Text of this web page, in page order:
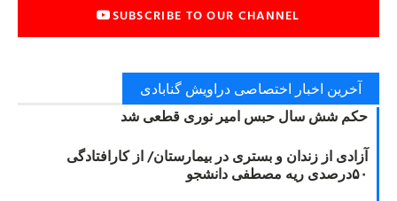
SUBSCRIBE TO OUR CHANNEL
آخرین اخبار اختصاصی دراویش گنابادی
حکم شش سال حبس امیر نوری قطعی شد
آزادی از زندان و بستری در بیمارستان/ از کارافتادگی
۵۰درصدی ریه مصطفی دانشجو